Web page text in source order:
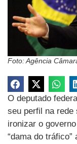
Foto: Agência
O deputado
seu perfil na rede
ironizar o
“dama do